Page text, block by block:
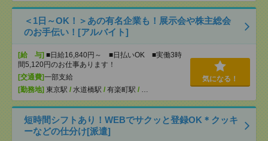
＜1日～OK！＞あの有名企業も！展示会や株主総会
のお手伝い！[アルバイト]
[給 与] ■日給16,840円～ ■日払いOK ■実働3時
間5,120円のお仕事あります！
[交通費]一部支給
[勤務地] 東京駅 / 水道橋駅 / 有楽町駅 / …
気になる！
短時間シフトあり！WEBでサクッと登録OK＊クッキ
ーなどの仕分け[派遣]